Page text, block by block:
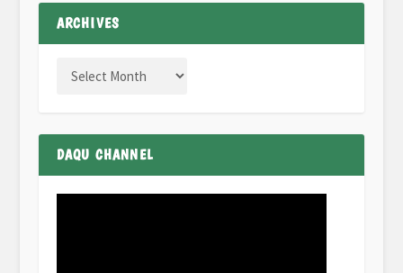
ARCHIVES
DAQU CHANNEL